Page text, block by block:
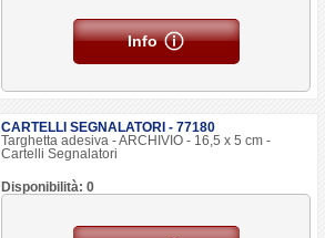
Info
CARTELLI SEGNALATORI - 77180
Targhetta adesiva - ARCHIVIO - 16,5 x 5 cm -
Cartelli Segnalatori
Disponibilità: 0